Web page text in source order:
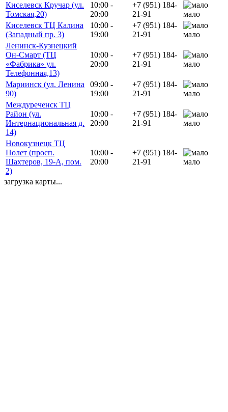
Киселевск Кручар (ул.
Томская,20)
10:00 -
20:00
+7 (951) 184-
21-91
мало
Киселевск ТЦ Калина
(Западный пр. 3)
10:00 -
19:00
+7 (951) 184-
21-91
мало
Ленинск-Кузнецкий
Он-Смарт (ТЦ
«Фабрика» ул.
Телефонная,13)
10:00 -
20:00
+7 (951) 184-
21-91
мало
Мариинск (ул. Ленина
90)
09:00 -
19:00
+7 (951) 184-
21-91
мало
Междуреченск ТЦ
Район (ул.
Интернациональная д.
14)
10:00 -
20:00
+7 (951) 184-
21-91
мало
Новокузнецк ТЦ
Полет (просп.
Шахтеров, 19-А, пом.
2)
10:00 -
20:00
+7 (951) 184-
21-91
мало
загрузка карты...